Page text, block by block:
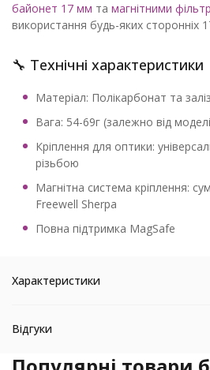
байонет 17 мм та магнітними
використання будь-яких сторонніх
🔧 Технічні характеристики
Матеріал: Полікарбонат та
Вага: 54-69г (залежно від
Кріплення для оптики:
різьбою
Магнітна система кріплення:
Freewell Sherpa
Повна підтримка MagSafe
Характеристики
Відгуки